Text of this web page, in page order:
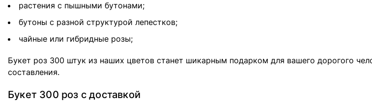
растения с пышными бутонами;
бутоны с разной структурой лепестков;
чайные или гибридные розы;
Букет роз 300 штук из наших цветов станет шикарным подарком для вашего дорогого
составления.
Букет 300 роз с доставкой